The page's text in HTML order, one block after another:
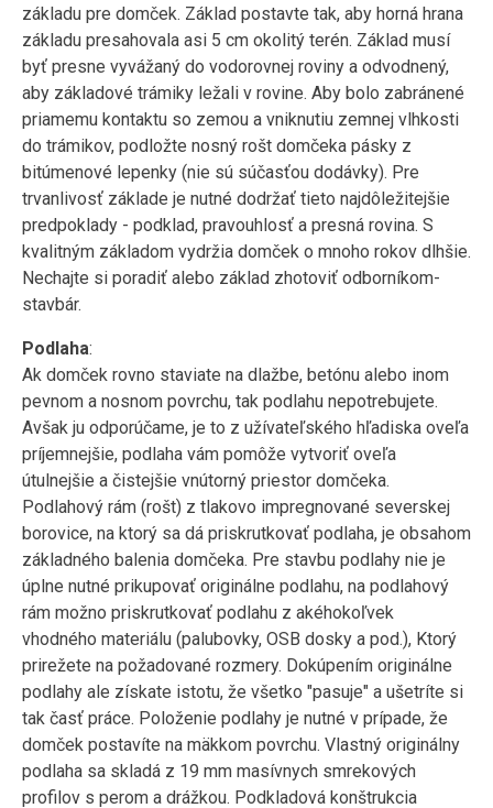
základu pre domček. Základ postavte tak, aby horná hrana
základu presahovala asi 5 cm okolitý terén. Základ musí
byť presne vyvážaný do vodorovnej roviny a odvodnený,
aby základové trámiky ležali v rovine. Aby bolo zabránené
priamemu kontaktu so zemou a vniknutiu zemnej vlhkosti
do trámikov, podložte nosný rošt domčeka pásky z
bitúmenové lepenky (nie sú súčasťou dodávky). Pre
trvanlivosť základe je nutné dodržať tieto najdôležitejšie
predpoklady - podklad, pravouhlosť a presná rovina. S
kvalitným základom vydržia domček o mnoho rokov dlhšie.
Nechajte si poradiť alebo základ zhotoviť odborníkom-
stavbár.
Podlaha:
Ak domček rovno staviate na dlažbe, betónu alebo inom
pevnom a nosnom povrchu, tak podlahu nepotrebujete.
Avšak ju odporúčame, je to z užívateľského hľadiska oveľa
príjemnejšie, podlaha vám pomôže vytvoriť oveľa
útulnejšie a čistejšie vnútorný priestor domčeka.
Podlahový rám (rošt) z tlakovo impregnované severskej
borovice, na ktorý sa dá priskrutkovať podlaha, je obsahom
základného balenia domčeka. Pre stavbu podlahy nie je
úplne nutné prikupovať originálne podlahu, na podlahový
rám možno priskrutkovať podlahu z akéhokoľvek
vhodného materiálu (palubovky, OSB dosky a pod.), Ktorý
prirežete na požadované rozmery. Dokúpením originálne
podlahy ale získate istotu, že všetko "pasuje" a ušetríte si
tak časť práce. Položenie podlahy je nutné v prípade, že
domček postavíte na mäkkom povrchu. Vlastný originálny
podlaha sa skladá z 19 mm masívnych smrekových
profilov s perom a drážkou. Podkladová konštrukcia